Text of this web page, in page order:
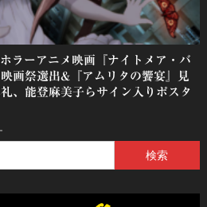
ラーアニメ映画『ナイトメア・バ
画祭選出&『アムリタの饗宴』見
、能登麻美子らサイン入りポスタ
索: